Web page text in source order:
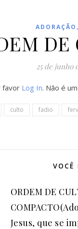
ADORAÇÃO ,
25 de junho
favor Log In. Não é
culto fadio
VOCÊ
ORDEM DE
Jesus, que se